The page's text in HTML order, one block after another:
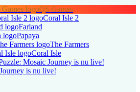
QS Games
Coral Isle 2
Farland
Papaya
The Farmers
Coral Isle
is nu live!